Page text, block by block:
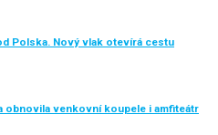
Polska. Nový vlak otevírá cestu
obnovila venkovní koupele i amfiteátr